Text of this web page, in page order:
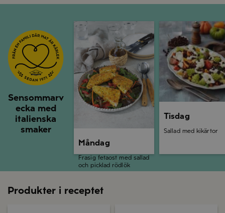
Sensommarv
ecka med
italienska
smaker
Måndag
Måndag
Frasig fetaost med sallad
och picklad rödlök
Tisdag
Sallad med kikärtor
Produkter i receptet